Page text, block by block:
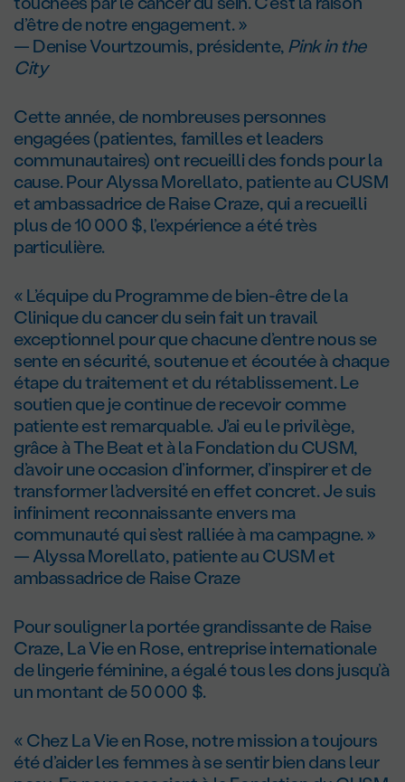
d’être de notre engagement. »
— Denise Vourtzoumis, présidente,Pink in the
City
Cette année, de nombreuses personnes
engagées (patientes, familles et leaders
communautaires) ont recueilli des fonds pour la
cause. Pour Alyssa Morellato, patiente au CUSM
et ambassadrice de Raise Craze, qui a recueilli
plus de 10 000 $, l’expérience a été très
particulière.
« L’équipe du Programme de bien-être de la
Clinique du cancer du sein fait un travail
exceptionnel pour que chacune d’entre nous se
sente en sécurité, soutenue et écoutée à chaque
étape du traitement et du rétablissement. Le
soutien que je continue de recevoir comme
patiente est remarquable. J’ai eu le privilège,
grâce à The Beat et à la Fondation du CUSM,
d’avoir une occasion d’informer, d’inspirer et de
transformer l’adversité en effet concret. Je suis
infiniment reconnaissante envers ma
communauté qui s’est ralliée à ma campagne. »
— Alyssa Morellato, patiente au CUSM et
ambassadrice de Raise Craze
Pour souligner la portée grandissante de Raise
Craze, La Vie en Rose, entreprise internationale
de lingerie féminine, a égalé tous les dons jusqu’à
un montant de 50 000 $.
« Chez La Vie en Rose, notre mission a toujours
été d’aider les femmes à se sentir bien dans leur